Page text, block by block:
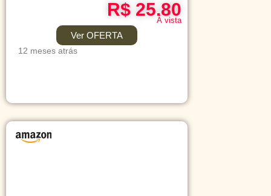
R$ 25.80
Á vista
Ver OFERTA
12 meses atrás